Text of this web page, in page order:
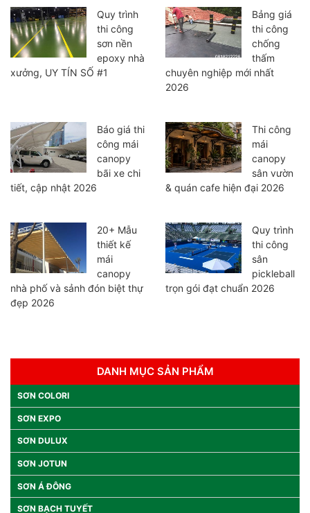
Quy trình
thi công
sơn nền
epoxy nhà
xưởng, UY TÍN SỐ #1
Bảng giá
thi công
chống
thấm
chuyên nghiệp mới nhất
2026
Báo giá thi
công mái
canopy
bãi xe chi
tiết, cập nhật 2026
Thi công
mái
canopy
sân vườn
& quán cafe hiện đại 2026
20+ Mẫu
thiết kế
mái
canopy
nhà phố và sảnh đón biệt thự
đẹp 2026
Quy trình
thi công
sân
pickleball
trọn gói đạt chuẩn 2026
DANH MỤC SẢN PHẨM
SƠN COLORI
SƠN EXPO
SƠN DULUX
SƠN JOTUN
SƠN Á ĐÔNG
SƠN BẠCH TUYẾT